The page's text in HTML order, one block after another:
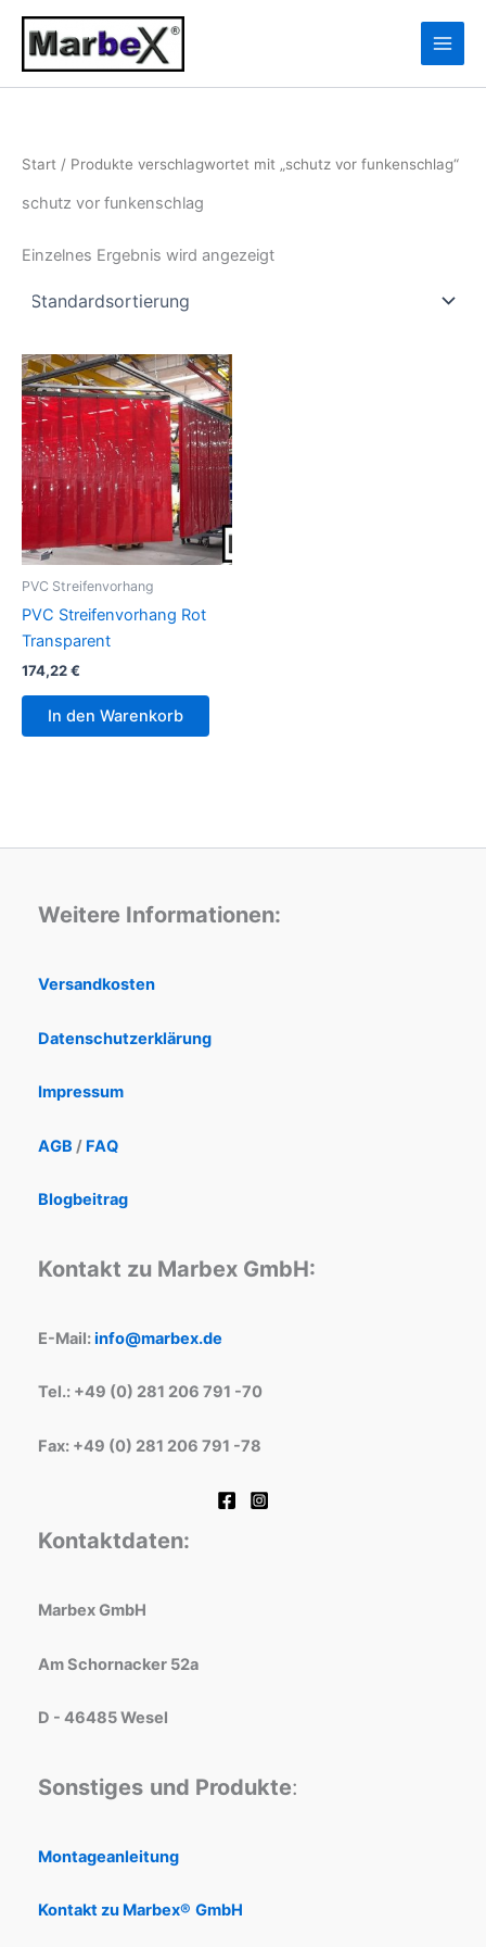
Zum
Inhalt
springen
Start / Produkte verschlagwortet mit „schutz vor funkenschlag“
schutz vor funkenschlag
Einzelnes Ergebnis wird angezeigt
PVC Streifenvorhang
PVC Streifenvorhang Rot
Transparent
174,22€
In den Warenkorb
Weitere Informationen:
Versandkosten
Datenschutzerklärung
Impressum
AGB / FAQ
Blogbeitrag
Kontakt zu Marbex GmbH:
E-Mail:info@marbex.de
Tel.: +49 (0) 281 206 791 -70
Fax: +49 (0) 281 206 791 -78
Kontaktdaten:
Marbex GmbH
Am Schornacker 52a
D - 46485 Wesel
Sonstiges und Produkte:
Montageanleitung
Kontakt zu Marbex® GmbH